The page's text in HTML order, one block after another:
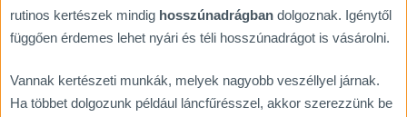
rutinos kertészek mindig hosszúnadrágban dolgoznak. Igénytől
függően érdemes lehet nyári és téli hosszúnadrágot is vásárolni.
Vannak kertészeti munkák, melyek nagyobb veszéllyel járnak.
Ha többet dolgozunk például láncfűrésszel, akkor szerezzünk be